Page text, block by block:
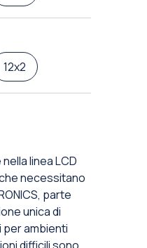
12x2
linea LCD
necessitano
parte
unica di
ambienti